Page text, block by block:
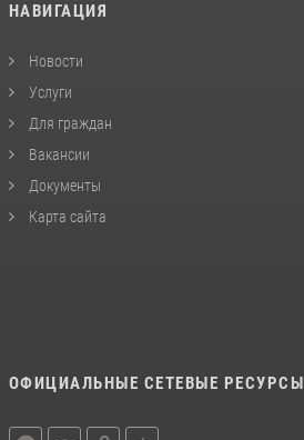
НАВИГАЦИЯ
Новости
Услуги
Для граждан
Вакансии
Документы
Карта сайта
ОФИЦИАЛЬНЫЕ СЕТЕВЫЕ РЕСУРСЫ